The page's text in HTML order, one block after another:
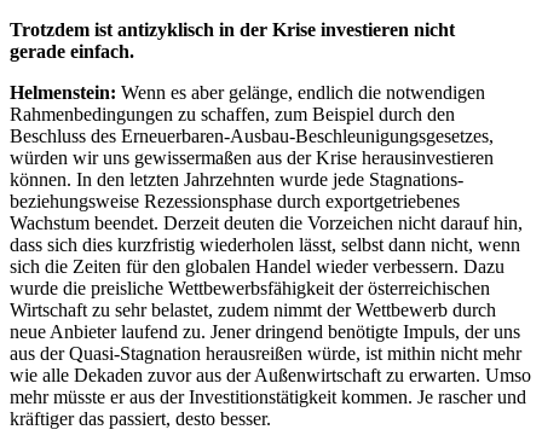
Trotzdem ist antizyklisch in der Krise investieren nicht
gerade einfach.
Helmenstein: Wenn es aber gelänge, endlich die notwendigen
Rahmenbedingungen zu schaffen, zum Beispiel durch den
Beschluss des Erneuerbaren-Ausbau-Beschleunigungsgesetzes,
würden wir uns gewissermaßen aus der Krise herausinvestieren
können. In den letzten Jahrzehnten wurde jede Stagnations-
beziehungsweise Rezessionsphase durch exportgetriebenes
Wachstum beendet. Derzeit deuten die Vorzeichen nicht darauf hin,
dass sich dies kurzfristig wiederholen lässt, selbst dann nicht, wenn
sich die Zeiten für den globalen Handel wieder verbessern. Dazu
wurde die preisliche Wettbewerbsfähigkeit der österreichischen
Wirtschaft zu sehr belastet, zudem nimmt der Wettbewerb durch
neue Anbieter laufend zu. Jener dringend benötigte Impuls, der uns
aus der Quasi-Stagnation herausreißen würde, ist mithin nicht mehr
wie alle Dekaden zuvor aus der Außenwirtschaft zu erwarten. Umso
mehr müsste er aus der Investitionstätigkeit kommen. Je rascher und
kräftiger das passiert, desto besser.